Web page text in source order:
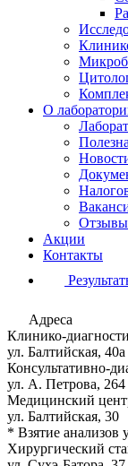
О
Отзывы
Акции
Контакты
Адреса
Клинико-
ул. Балтийская, 40а
Консультативно-
ул. А. Петрова, 264
Медицинский
ул. Балтийская, 30
* Взятие анализов
Хирургический